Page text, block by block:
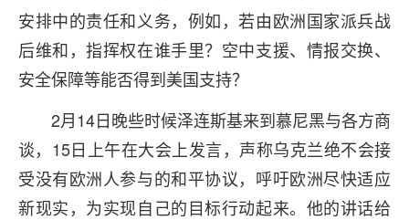
安排中的责任和义务，例如，若由欧洲国家派兵战
后维和，指挥权在谁手里？空中支援、情报交换、
安全保障等能否得到美国支持？
2月14日晚些时候泽连斯基来到慕尼黑与各方商
谈，15日上午在大会上发言，声称乌克兰绝不会接
受没有欧洲人参与的和平协议，呼吁欧洲尽快适应
新现实，为实现自己的目标行动起来。他的讲话给